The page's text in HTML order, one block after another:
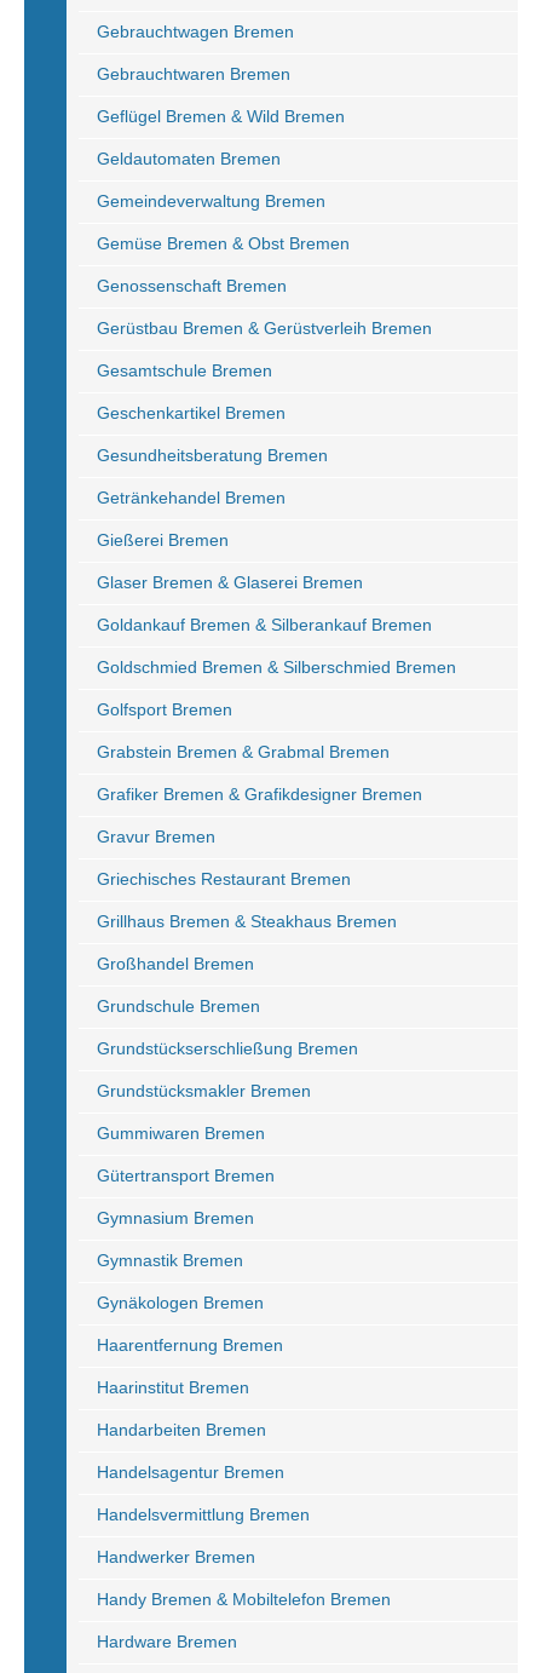
Gebrauchtwagen Bremen
Gebrauchtwaren Bremen
Geflügel Bremen & Wild Bremen
Geldautomaten Bremen
Gemeindeverwaltung Bremen
Gemüse Bremen & Obst Bremen
Genossenschaft Bremen
Gerüstbau Bremen & Gerüstverleih Bremen
Gesamtschule Bremen
Geschenkartikel Bremen
Gesundheitsberatung Bremen
Getränkehandel Bremen
Gießerei Bremen
Glaser Bremen & Glaserei Bremen
Goldankauf Bremen & Silberankauf Bremen
Goldschmied Bremen & Silberschmied Bremen
Golfsport Bremen
Grabstein Bremen & Grabmal Bremen
Grafiker Bremen & Grafikdesigner Bremen
Gravur Bremen
Griechisches Restaurant Bremen
Grillhaus Bremen & Steakhaus Bremen
Großhandel Bremen
Grundschule Bremen
Grundstückserschließung Bremen
Grundstücksmakler Bremen
Gummiwaren Bremen
Gütertransport Bremen
Gymnasium Bremen
Gymnastik Bremen
Gynäkologen Bremen
Haarentfernung Bremen
Haarinstitut Bremen
Handarbeiten Bremen
Handelsagentur Bremen
Handelsvermittlung Bremen
Handwerker Bremen
Handy Bremen & Mobiltelefon Bremen
Hardware Bremen